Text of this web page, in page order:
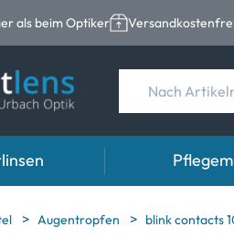
als beim Optiker
Kategorie
Marken
Augentropfen blink contacts